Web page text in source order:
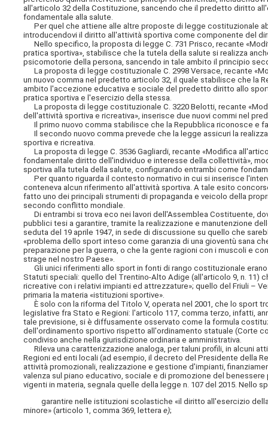
all'articolo 32 della Costituzione, sancendo che il predetto diritto
fondamentale alla salute.
Per quel che attiene alle altre proposte di legge costituzionale
introducendovi il diritto all'attività sportiva come componente del
Nello specifico, la proposta di legge C. 731 Prisco, recante
pratica sportiva», stabilisce che la tutela della salute si realizza
psicomotorie della persona, sancendo in tale ambito il principio
La proposta di legge costituzionale C. 2998 Versace, recante
un nuovo comma nel predetto articolo 32, il quale stabilisce che la
ambito l'accezione educativa e sociale del predetto diritto allo
pratica sportiva e l'esercizio della stessa.
La proposta di legge costituzionale C. 3220 Belotti, recante
dell'attività sportiva e ricreativa», inserisce due nuovi commi nel
Il primo nuovo comma stabilisce che la Repubblica riconosce e
Il secondo nuovo comma prevede che la legge assicuri la
sportiva e ricreativa.
La proposta di legge C. 3536 Gagliardi, recante «Modifica
fondamentale diritto dell'individuo e interesse della collettività»,
sportiva alla tutela della salute, configurando entrambi come
Per quanto riguarda il contesto normativo in cui si inserisce
conteneva alcun riferimento all'attività sportiva. A tale esito
fatto uno dei principali strumenti di propaganda e veicolo della
secondo conflitto mondiale.
Di entrambi si trova eco nei lavori dell'Assemblea Costituente,
pubblici tesi a garantire, tramite la realizzazione e manutenzione
seduta del 19 aprile 1947, in sede di discussione su quello che
«problema dello sport inteso come garanzia di una gioventù sana
preparazione per la guerra, o che la gente ragioni con i muscoli e
strage nel nostro Paese».
Gli unici riferimenti allo sport in fonti di rango costituzionale
Statuti speciali: quello del Trentino-Alto Adige (all'articolo 9, n. 11)
ricreative con i relativi impianti ed attrezzature»; quello del Friuli –
primaria la materia «istituzioni sportive».
È solo con la riforma del Titolo V, operata nel 2001, che lo sport
legislative fra Stato e Regioni: l'articolo 117, comma terzo, infatti,
tale previsione, si è diffusamente osservato come la formula
dell'ordinamento sportivo rispetto all'ordinamento statuale (Corte
condiviso anche nella giurisdizione ordinaria e amministrativa.
Rileva una caratterizzazione analoga, per taluni profili, in alcuni
Regioni ed enti locali (ad esempio, il decreto del Presidente della
attività promozionali, realizzazione e gestione d'impianti,
valenza sul piano educativo, sociale e di promozione del
vigenti in materia, segnala quelle della legge n. 107 del 2015. Nello
garantire nelle istituzioni scolastiche «il diritto all'esercizio della
minore» (articolo 1, comma 369, letterae);